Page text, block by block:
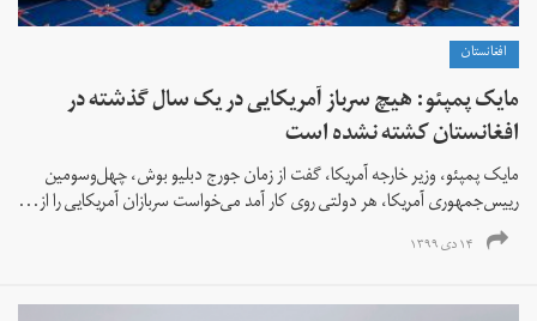
افغانستان
مایک پمپئو: هیچ سرباز آمریکایی در یک سال گذشته در
افغانستان کشته نشده است
مایک پمپئو، وزیر خارجه آمریکا، گفت از زمان جورج دبلیو بوش، چهل‌و‌سومین
رییس‌جمهوری آمریکا، هر دولتی روی کار آمد می‌خواست سربازان آمریكایی را از...
۱۴ دی ۱۳۹۹